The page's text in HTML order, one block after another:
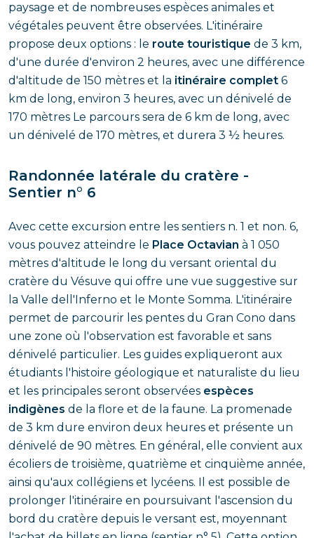
paysage et de nombreuses espèces animales et
végétales peuvent être observées. L'itinéraire
propose deux options : le route touristique de 3 km,
d'une durée d'environ 2 heures, avec une différence
d'altitude de 150 mètres et la itinéraire complet 6
km de long, environ 3 heures, avec un dénivelé de
170 mètres Le parcours sera de 6 km de long, avec
un dénivelé de 170 mètres, et durera 3 ½ heures.
Randonnée latérale du cratère -
Sentier n° 6
Avec cette excursion entre les sentiers n. 1 et non. 6,
vous pouvez atteindre le Place Octavian à 1 050
mètres d'altitude le long du versant oriental du
cratère du Vésuve qui offre une vue suggestive sur
la Valle dell'Inferno et le Monte Somma. L'itinéraire
permet de parcourir les pentes du Gran Cono dans
une zone où l'observation est favorable et sans
dénivelé particulier. Les guides expliqueront aux
étudiants l'histoire géologique et naturaliste du lieu
et les principales seront observées espèces
indigènes de la flore et de la faune. La promenade
de 3 km dure environ deux heures et présente un
dénivelé de 90 mètres. En général, elle convient aux
écoliers de troisième, quatrième et cinquième année,
ainsi qu'aux collégiens et lycéens. Il est possible de
prolonger l'itinéraire en poursuivant l'ascension du
bord du cratère depuis le versant est, moyennant